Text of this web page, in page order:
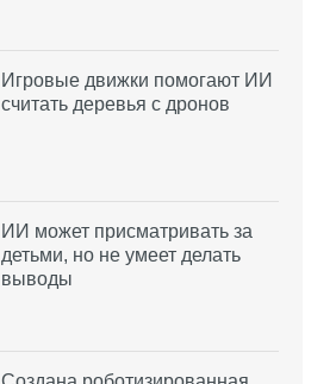
Игровые движки помогают ИИ
считать деревья с дронов
ИИ может присматривать за
детьми, но не умеет делать
выводы